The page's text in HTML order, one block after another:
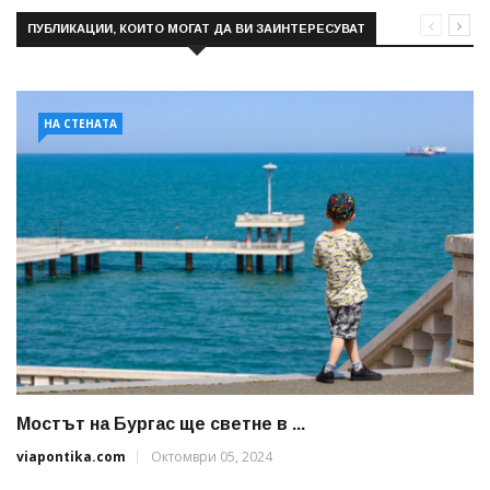
ПУБЛИКАЦИИ, КОИТО МОГАТ ДА ВИ ЗАИНТЕРЕСУВАТ
НА СТЕНАТА
Мостът на Бургас ще светне в ...
viapontika.com
Октомври 05, 2024